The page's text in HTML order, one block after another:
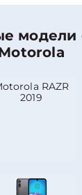
модели
RAZR
2019